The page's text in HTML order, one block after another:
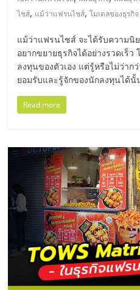
ปรึกษา
ฟรี,
บริการ
พัฒนา
ระบบ
แฟ
รน
ไชส์"
"ศูนย์
ไชส์, แม้ว่าแฟรนไชส์,โมเดลของธุรกิจ
แม้ว่าแฟรนไชส์ จะได้รับความนิ
อยากขยายธุรกิจได้อย่างรวดเร็
ลงทุนของตัวเอง แต่รู้หรือไม่ว่าก
ยอมรับและรู้จักของนักลงทุนได้นั้
Read more